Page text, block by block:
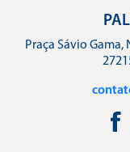
Praça Sávio Gama,